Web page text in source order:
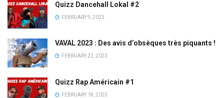
Quizz Dancehall Lokal #2
FEBRUARY 9, 2023
VAVAL 2023 : Des avis d’obsèques très piquants !
FEBRUARY 22, 2023
Quizz Rap Américain #1
FEBRUARY 18, 2023